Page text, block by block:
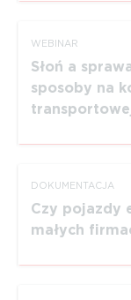
WEBINAR
Słoń a
sposoby na
DOKUMEN­TACJA
Czy pojazdy
małych